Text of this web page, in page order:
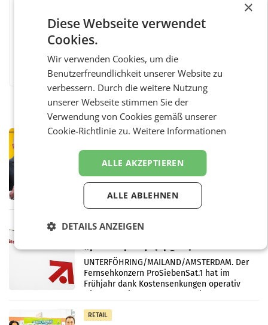
FacebookTwitterMessengerWhatsAppLinkedInXING Teilen
PRIMENEWS
Österreichische Post: Umsatzplus im
ersten Halbjahr trotz schwachem
Briefgeschäft
WIEN Die Österreichische Post AG hat im
ersten Halbjahr 2026 einen Konzernumsatz
von 1.544,0 Mio. EUR erwirtschaftet, was
einem Plus von 3,8 Prozent gegenüber dem
MARKETING & MEDIA
überraschend viel Gewinn
UNTERFÖHRING/MAILAND/AMSTERDAM. Der
Fernsehkonzern ProSiebenSat.1 hat im
Frühjahr dank Kostensenkungen operativ
RETAIL
×
Diese Webseite verwendet
Cookies.
Wir verwenden Cookies, um die
Benutzerfreundlichkeit unserer Website zu
verbessern. Durch die weitere Nutzung
unserer Webseite stimmen Sie der
Verwendung von Cookies gemäß unserer
Cookie-Richtlinie zu. Weitere Informationen
ALLE AKZEPTIEREN
ALLE ABLEHNEN
DETAILS ANZEIGEN